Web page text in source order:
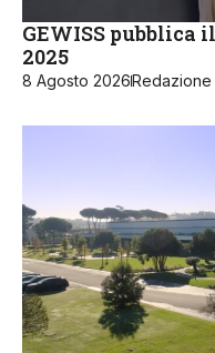
GEWISS
2025
8 Agosto 2026Redazione